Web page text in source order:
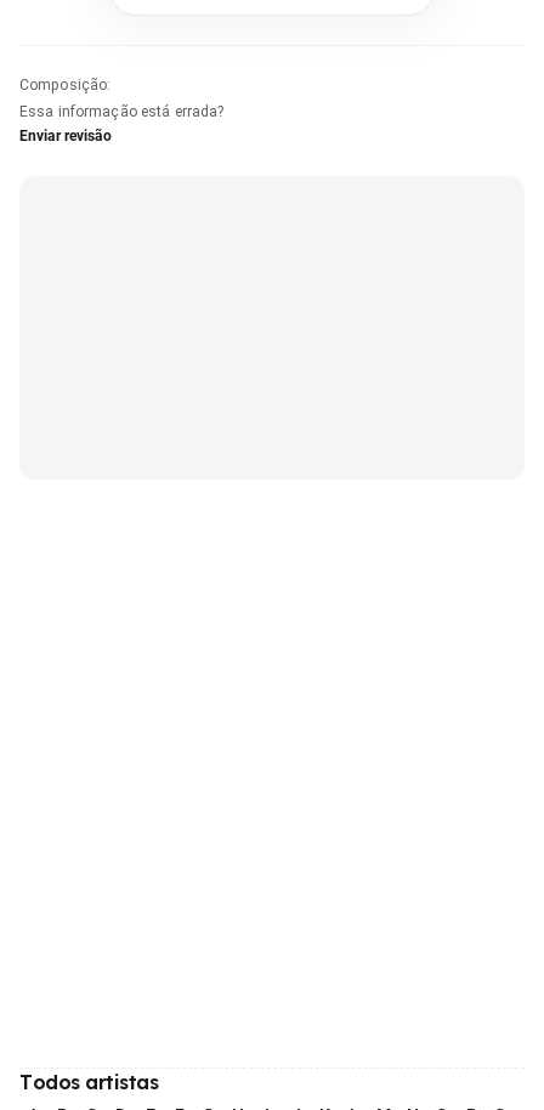
Composição:
Essa informação está errada?
Enviar revisão
Todos artistas